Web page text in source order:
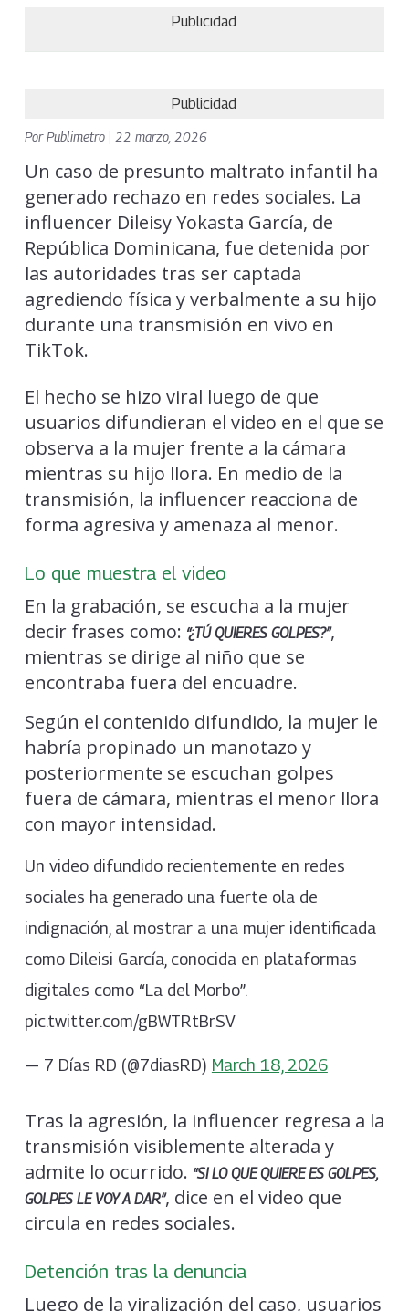
Publicidad
Publicidad
PorPublimetro 22 marzo, 2026
Un caso de presunto maltrato infantil ha
generado rechazo en redes sociales. La
influencer Dileisy Yokasta García, de
República Dominicana, fue detenida por
las autoridades tras ser captada
agrediendo física y verbalmente a su hijo
durante una transmisión en vivo en
TikTok.
El hecho se hizo viral luego de que
usuarios difundieran el video en el que se
observa a la mujer frente a la cámara
mientras su hijo llora. En medio de la
transmisión, la influencer reacciona de
forma agresiva y amenaza al menor.
Lo que muestra el video
En la grabación, se escucha a la mujer
decir frases como: “¿TÚ QUIERES GOLPES?”,
mientras se dirige al niño que se
encontraba fuera del encuadre.
Según el contenido difundido, la mujer le
habría propinado un manotazo y
posteriormente se escuchan golpes
fuera de cámara, mientras el menor llora
con mayor intensidad.
Un video difundido recientemente en redes
sociales ha generado una fuerte ola de
indignación, al mostrar a una mujer identificada
como Dileisi García, conocida en plataformas
digitales como “La del Morbo”.
pic.twitter.com/gBWTRtBrSV
— 7 Días RD (@7diasRD) March 18, 2026
Tras la agresión, la influencer regresa a la
transmisión visiblemente alterada y
admite lo ocurrido. “SI LO QUE QUIERE ES GOLPES,
GOLPES LE VOY A DAR”, dice en el video que
circula en redes sociales.
Detención tras la denuncia
Luego de la viralización del caso, usuarios